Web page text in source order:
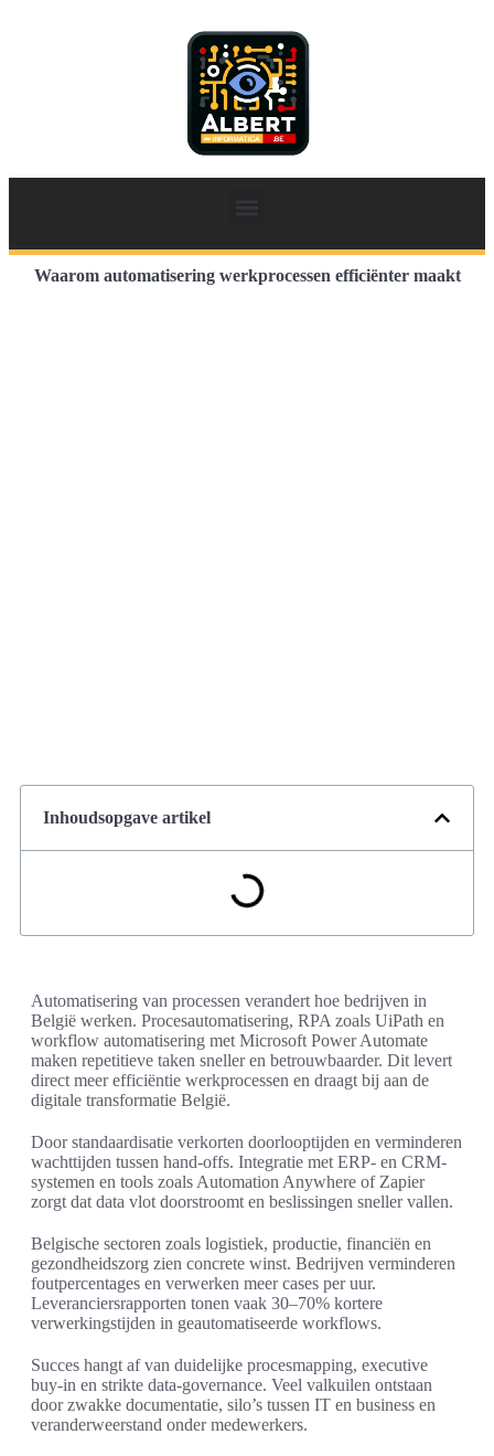
Waarom automatisering werkprocessen efficiënter maakt
Inhoudsopgave artikel
Automatisering van processen verandert hoe bedrijven in
België werken. Procesautomatisering, RPA zoals UiPath en
workflow automatisering met Microsoft Power Automate
maken repetitieve taken sneller en betrouwbaarder. Dit levert
direct meer efficiëntie werkprocessen en draagt bij aan de
digitale transformatie België.
Door standaardisatie verkorten doorlooptijden en verminderen
wachttijden tussen hand-offs. Integratie met ERP- en CRM-
systemen en tools zoals Automation Anywhere of Zapier
zorgt dat data vlot doorstroomt en beslissingen sneller vallen.
Belgische sectoren zoals logistiek, productie, financiën en
gezondheidszorg zien concrete winst. Bedrijven verminderen
foutpercentages en verwerken meer cases per uur.
Leveranciersrapporten tonen vaak 30–70% kortere
verwerkingstijden in geautomatiseerde workflows.
Succes hangt af van duidelijke procesmapping, executive
buy-in en strikte data-governance. Veel valkuilen ontstaan
door zwakke documentatie, silo’s tussen IT en business en
veranderweerstand onder medewerkers.